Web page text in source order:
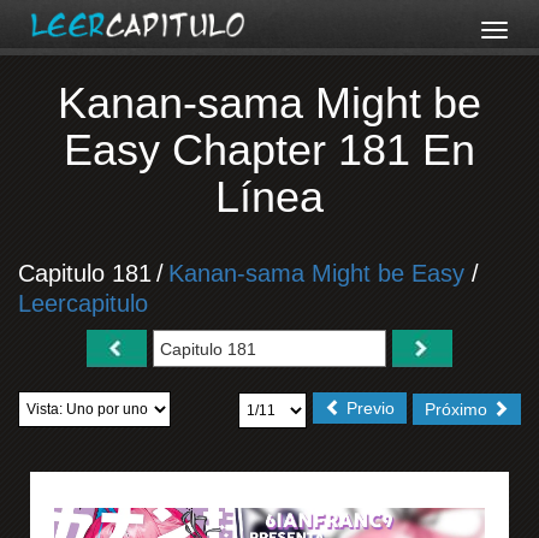
Kanan-sama Might be
Easy Chapter 181 En
Línea
Capitulo 181 / Kanan-sama Might be Easy /
Leercapitulo
Próximo
Previo